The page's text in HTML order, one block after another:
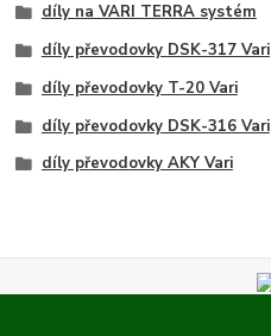
díly na VARI TERRA systém
díly převodovky DSK-317 Vari
díly převodovky T-20 Vari
díly převodovky DSK-316 Vari
díly převodovky AKY Vari